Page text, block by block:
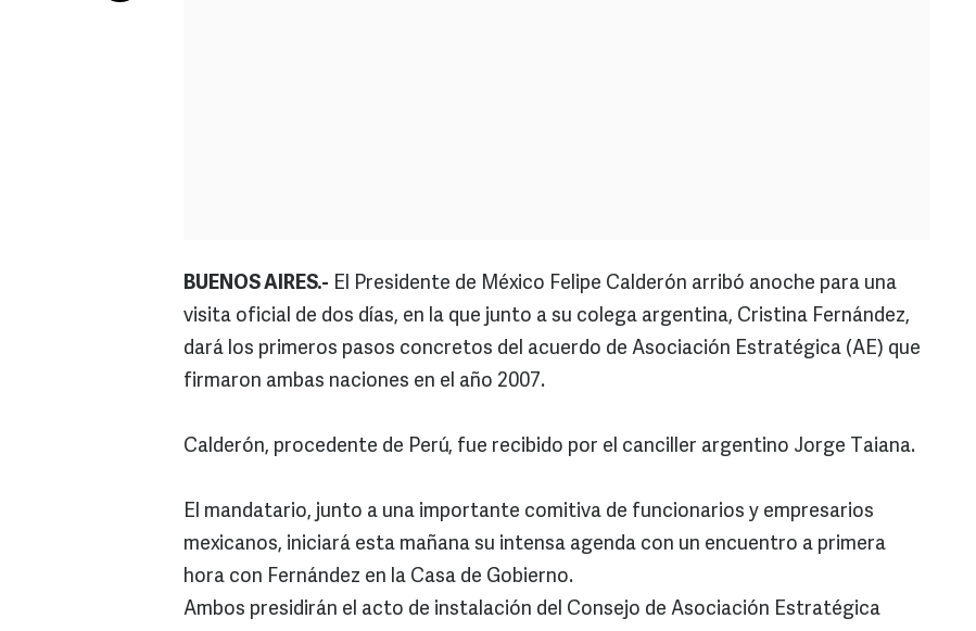
BUENOS AIRES.- El Presidente de México Felipe Calderón arribó anoche para una
visita oficial de dos días, en la que junto a su colega argentina, Cristina Fernández,
dará los primeros pasos concretos del acuerdo de Asociación Estratégica (AE) que
firmaron ambas naciones en el año 2007.
Calderón, procedente de Perú, fue recibido por el canciller argentino Jorge Taiana.
El mandatario, junto a una importante comitiva de funcionarios y empresarios
mexicanos, iniciará esta mañana su intensa agenda con un encuentro a primera
hora con Fernández en la Casa de Gobierno.
Ambos presidirán el acto de instalación del Consejo de Asociación Estratégica